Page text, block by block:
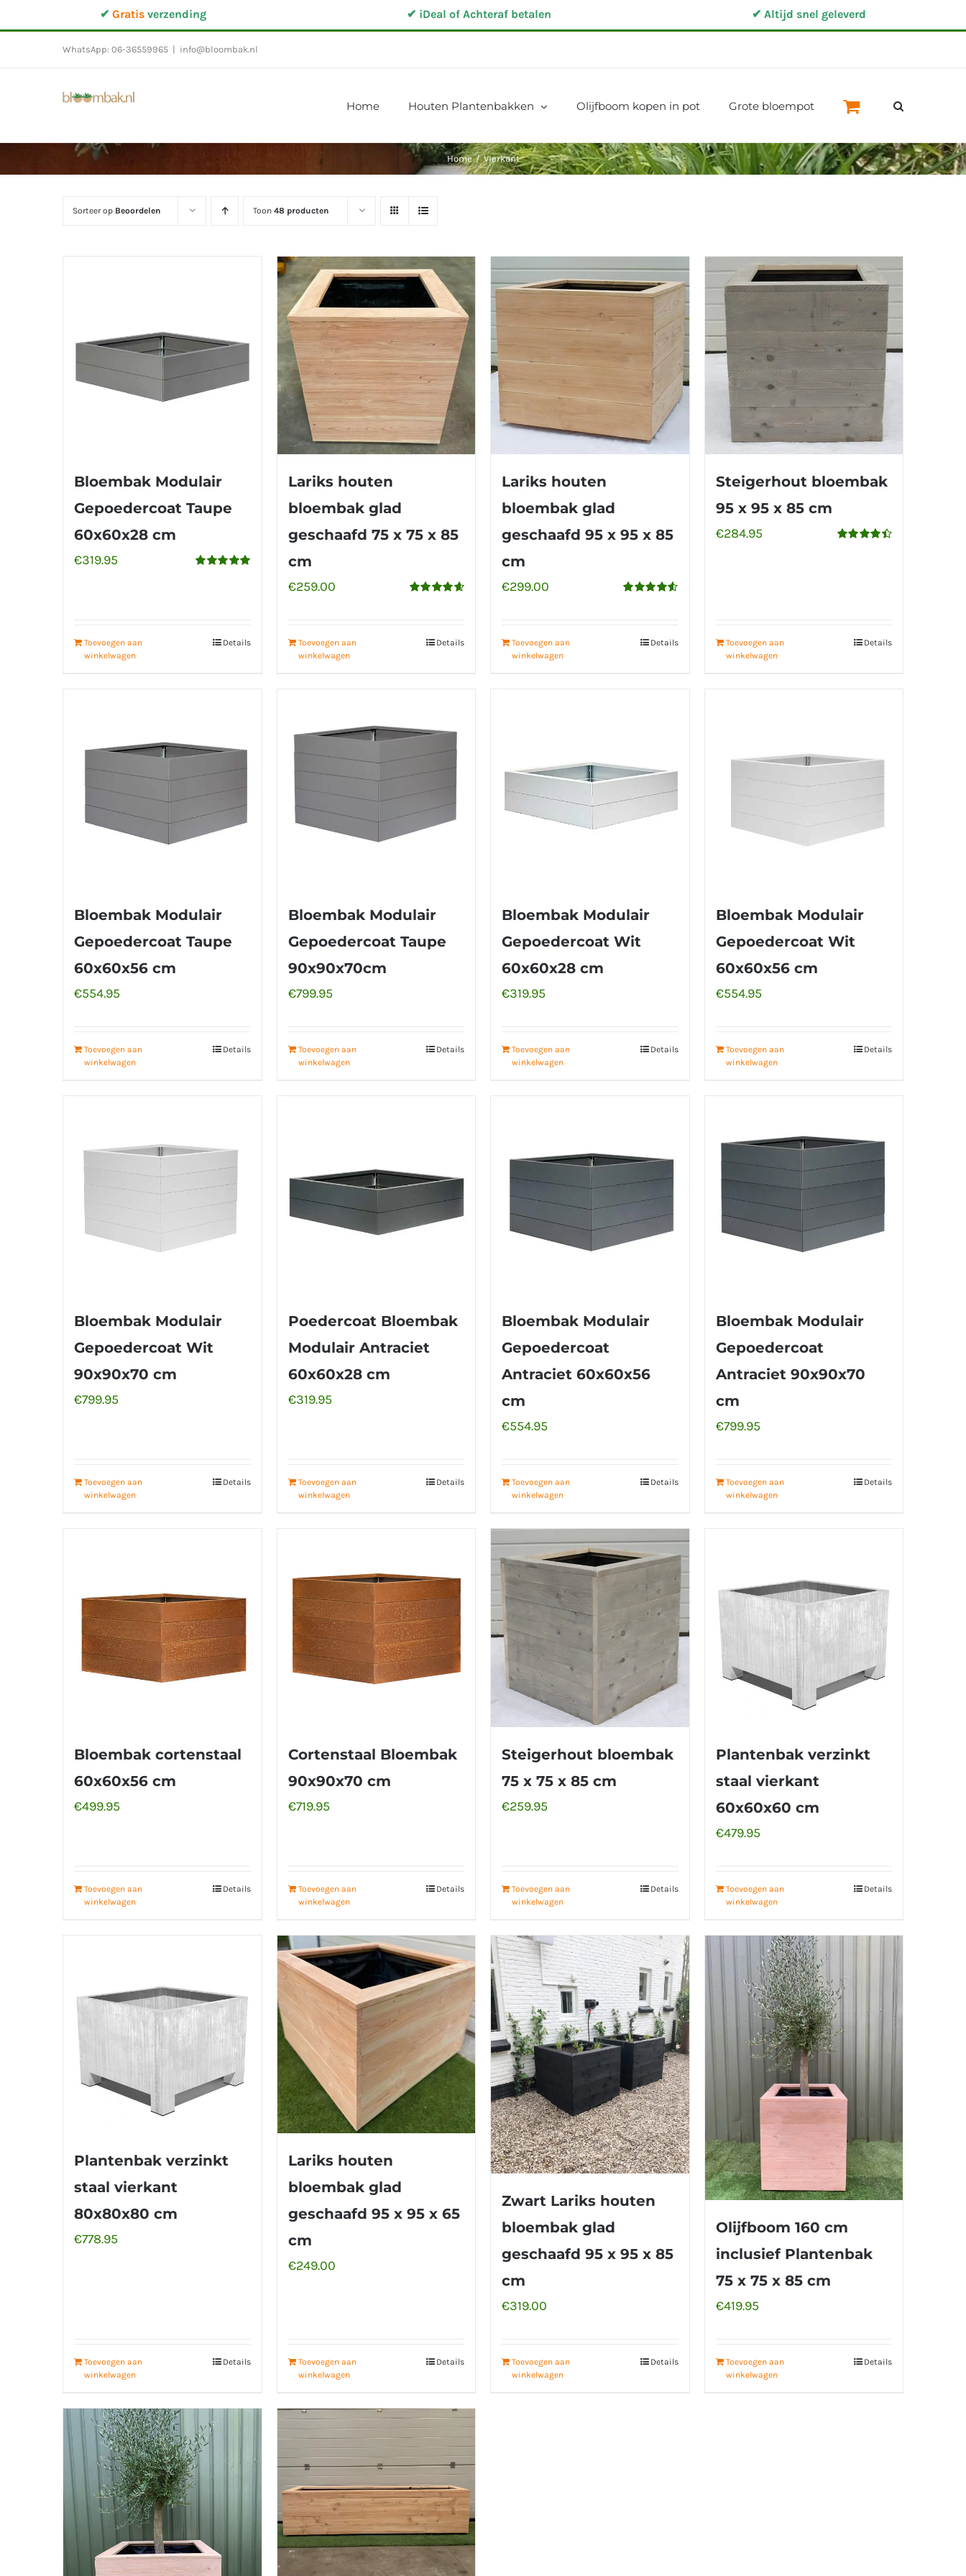
naar
✔Gratisverzending ✔ iDeal of Achteraf betalen ✔ Altijd snel geleverd
WhatsApp: 06-36559965 info@bloombak.nl
Home Houten Plantenbakken Olijfboom kopen in pot Grote bloempot
Home / Vierkant
Sorteer op Beoordelen Toon 48 producten
Bloembak Modulair
Gepoedercoat Taupe
60x60x28 cm
€319.95
Toevoegen aan
winkelwagen
Details
Lariks houten
bloembak glad
geschaafd 75 x 75 x 85
cm
€259.00
Toevoegen aan
winkelwagen
Details
Lariks houten
bloembak glad
geschaafd 95 x 95 x 85
cm
€299.00
Toevoegen aan
winkelwagen
Details
Steigerhout bloembak
95 x 95 x 85 cm
€284.95
Toevoegen aan
winkelwagen
Details
Bloembak Modulair
Gepoedercoat Taupe
60x60x56 cm
€554.95
Toevoegen aan
winkelwagen
Details
Bloembak Modulair
Gepoedercoat Taupe
90x90x70cm
€799.95
Toevoegen aan
winkelwagen
Details
Bloembak Modulair
Gepoedercoat Wit
60x60x28 cm
€319.95
Toevoegen aan
winkelwagen
Details
Bloembak Modulair
Gepoedercoat Wit
60x60x56 cm
€554.95
Toevoegen aan
winkelwagen
Details
Bloembak Modulair
Gepoedercoat Wit
90x90x70 cm
€799.95
Toevoegen aan
winkelwagen
Details
Poedercoat Bloembak
Modulair Antraciet
60x60x28 cm
€319.95
Toevoegen aan
winkelwagen
Details
Bloembak Modulair
Gepoedercoat
Antraciet 60x60x56
cm
€554.95
Toevoegen aan
winkelwagen
Details
Bloembak Modulair
Gepoedercoat
Antraciet 90x90x70
cm
€799.95
Toevoegen aan
winkelwagen
Details
Bloembak cortenstaal
60x60x56 cm
€499.95
Toevoegen aan
winkelwagen
Details
Cortenstaal Bloembak
90x90x70 cm
€719.95
Toevoegen aan
winkelwagen
Details
Steigerhout bloembak
75 x 75 x 85 cm
€259.95
Toevoegen aan
winkelwagen
Details
Plantenbak verzinkt
staal vierkant
60x60x60 cm
€479.95
Toevoegen aan
winkelwagen
Details
Plantenbak verzinkt
staal vierkant
80x80x80 cm
€778.95
Toevoegen aan
winkelwagen
Details
Lariks houten
bloembak glad
geschaafd 95 x 95 x 65
cm
€249.00
Toevoegen aan
winkelwagen
Details
Zwart Lariks houten
bloembak glad
geschaafd 95 x 95 x 85
cm
€319.00
Toevoegen aan
winkelwagen
Details
Olijfboom 160 cm
inclusief Plantenbak
75 x 75 x 85 cm
€419.95
Toevoegen aan
winkelwagen
Details